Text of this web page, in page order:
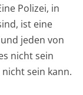
Polizei, in
ist eine
jeden von
nicht sein
sein kann.